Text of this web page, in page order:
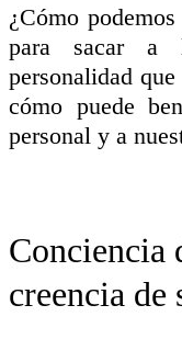
¿Cómo
para sacar a
personalidad
cómo puede
personal y a
Conciencia
creencia de